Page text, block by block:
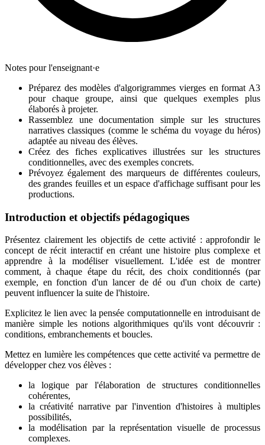
Notes pour l'enseignant·e
Préparez des modèles d'algorigrammes vierges en format A3
pour chaque groupe, ainsi que quelques exemples plus
élaborés à projeter.
Rassemblez une documentation simple sur les structures
narratives classiques (comme le schéma du voyage du héros)
adaptée au niveau des élèves.
Créez des fiches explicatives illustrées sur les structures
conditionnelles, avec des exemples concrets.
Prévoyez également des marqueurs de différentes couleurs,
des grandes feuilles et un espace d'affichage suffisant pour les
productions.
Introduction et objectifs pédagogiques
Présentez clairement les objectifs de cette activité : approfondir le
concept de récit interactif en créant une histoire plus complexe et
apprendre à la modéliser visuellement. L'idée est de montrer
comment, à chaque étape du récit, des choix conditionnés (par
exemple, en fonction d'un lancer de dé ou d'un choix de carte)
peuvent influencer la suite de l'histoire.
Explicitez le lien avec la pensée computationnelle en introduisant de
manière simple les notions algorithmiques qu'ils vont découvrir :
conditions, embranchements et boucles.
Mettez en lumière les compétences que cette activité va permettre de
développer chez vos élèves :
la logique par l'élaboration de structures conditionnelles
cohérentes,
la créativité narrative par l'invention d'histoires à multiples
possibilités,
la modélisation par la représentation visuelle de processus
complexes.